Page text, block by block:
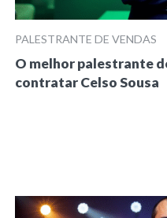
PALESTRANTE DE VENDAS
O melhor palestrante
contratar Celso Sousa